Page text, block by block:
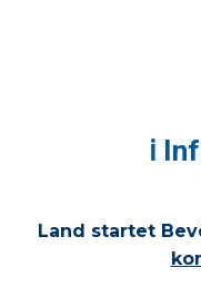
ℹ
Land startet